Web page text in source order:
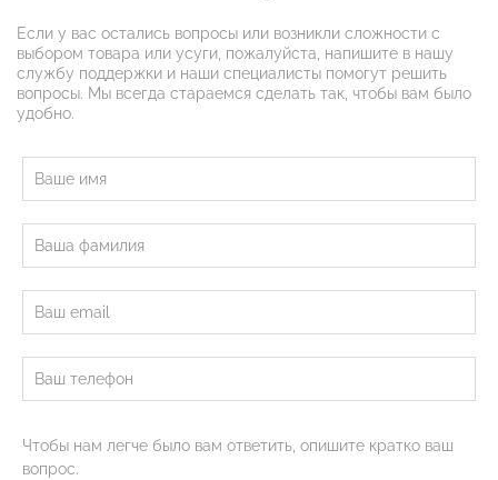
Если у вас остались вопросы или возникли сложности с
выбором товара или усуги, пожалуйста, напишите в нашу
службу поддержки и наши специалисты помогут решить
вопросы. Мы всегда стараемся сделать так, чтобы вам было
удобно.
Чтобы нам легче было вам ответить, опишите кратко ваш
вопрос.